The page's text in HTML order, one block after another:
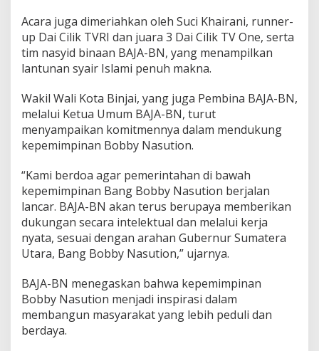
N
a
s
u
o
n
d
i
m
u
t
Acara juga dimeriahkan oleh Suci Khairani, runner-
up Dai Cilik TVRI dan juara 3 Dai Cilik TV One, serta
tim nasyid binaan BAJA-BN, yang menampilkan
lantunan syair Islami penuh makna.
Wakil Wali Kota Binjai, yang juga Pembina BAJA-BN,
melalui Ketua Umum BAJA-BN, turut
menyampaikan komitmennya dalam mendukung
kepemimpinan Bobby Nasution.
“Kami berdoa agar pemerintahan di bawah
kepemimpinan Bang Bobby Nasution berjalan
lancar. BAJA-BN akan terus berupaya memberikan
dukungan secara intelektual dan melalui kerja
nyata, sesuai dengan arahan Gubernur Sumatera
Utara, Bang Bobby Nasution,” ujarnya.
BAJA-BN menegaskan bahwa kepemimpinan
Bobby Nasution menjadi inspirasi dalam
membangun masyarakat yang lebih peduli dan
berdaya.